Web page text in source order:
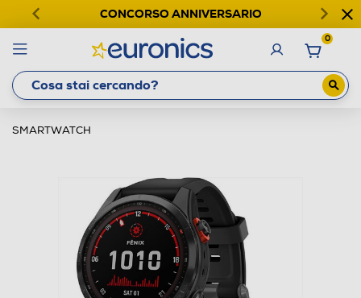
CONCORSO ANNIVERSARIO
0
SMARTWATCH